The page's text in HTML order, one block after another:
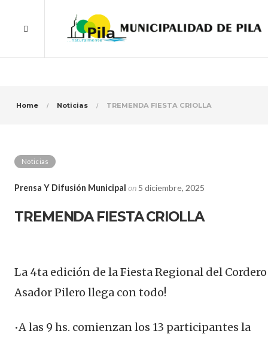
Home Noticias TREMENDA FIESTA CRIOLLA
Noticias
Prensa Y Difusión Municipal on 5 diciembre, 2025
TREMENDA FIESTA CRIOLLA
La 4ta edición de la Fiesta Regional del
Asador Pilero llega con todo!
•A las 9 hs. comienzan los 13 participantes la